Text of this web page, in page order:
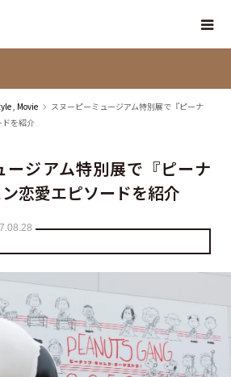
, Movie
スヌーピーミュージアム特別展で『ピーナ
ドを紹介
ージアム特別展で『ピーナ
恋愛エピソードを紹介